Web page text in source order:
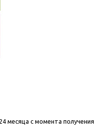
месяца с момента получения